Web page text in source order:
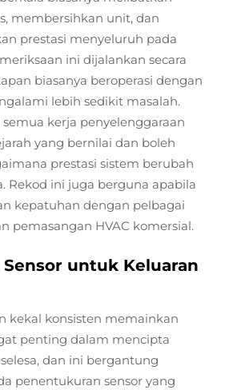
membersihkan unit, dan
prestasi menyeluruh pada
ini dijalankan secara
biasanya beroperasi dengan
lebih sedikit masalah.
kerja penyelenggaraan
yang bernilai dan boleh
prestasi sistem berubah
Rekod ini juga berguna apabila
kepatuhan dengan pelbagai
pemasangan HVAC komersial.
untuk Keluaran
kekal konsisten memainkan
penting dalam mencipta
dan ini bergantung
penentukuran sensor yang